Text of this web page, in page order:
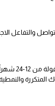
والتفاعل
عادة